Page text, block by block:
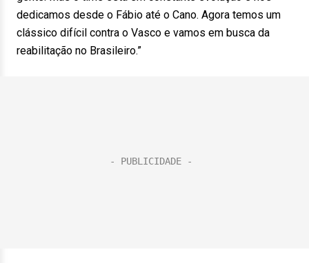
dedicamos desde o Fábio até o Cano. Agora temos um
clássico difícil contra o Vasco e vamos em busca da
reabilitação no Brasileiro.”